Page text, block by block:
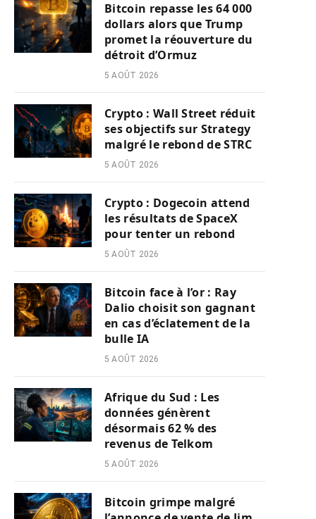
Bitcoin repasse les 64 000
dollars alors que Trump
promet la réouverture du
détroit d’Ormuz
5 AOÛT 2026
Crypto : Wall Street réduit
ses objectifs sur Strategy
malgré le rebond de STRC
5 AOÛT 2026
Crypto : Dogecoin attend
les résultats de SpaceX
pour tenter un rebond
5 AOÛT 2026
Bitcoin face à l’or : Ray
Dalio choisit son gagnant
en cas d’éclatement de la
bulle IA
5 AOÛT 2026
Afrique du Sud : Les
données génèrent
désormais 62 % des
revenus de Telkom
5 AOÛT 2026
Bitcoin grimpe malgré